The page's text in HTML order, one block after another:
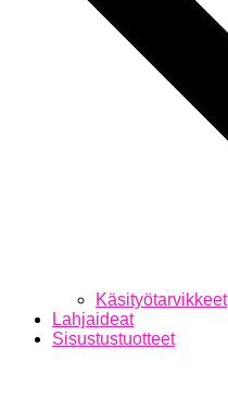
Käsityötarvikkeet
Lahjaideat
Sisustustuotteet